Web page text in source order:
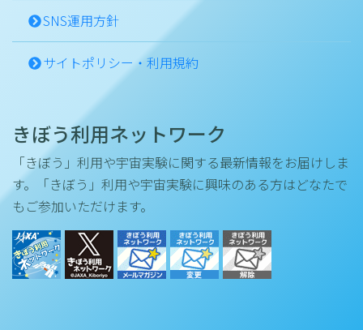
SNS運用方針
サイトポリシー・利用規約
きぼう利用ネットワーク
「きぼう」利用や宇宙実験に関する最新情報をお届けしま
す。「きぼう」利用や宇宙実験に興味のある方はどなたで
もご参加いただけます。